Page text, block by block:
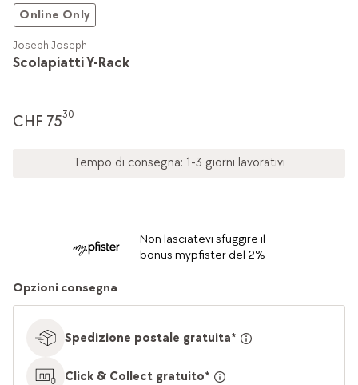
Online Only
Scolapiatti Y-Rack
Joseph Joseph
CHF 7530
Tempo di consegna: 1-3 giorni lavorativi
Non lasciatevi sfuggire il
bonus mypfister del 2%
Opzioni consegna
Spedizione postale gratuita*
Click & Collect gratuito*